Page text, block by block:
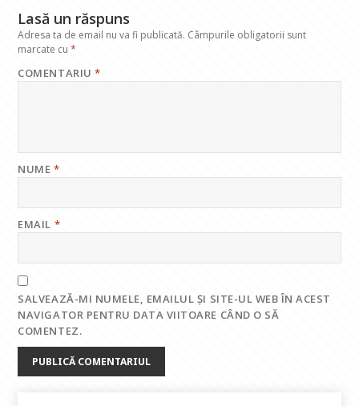
Lasă un răspuns
Adresa ta de email nu va fi publicată. Câmpurile obligatorii sunt
marcate cu*
COMENTARIU*
NUME*
EMAIL *
SALVEAZĂ-MI NUMELE, EMAILUL ȘI SITE-UL WEB ÎN ACEST
NAVIGATOR PENTRU DATA VIITOARE CÂND O SĂ
COMENTEZ.